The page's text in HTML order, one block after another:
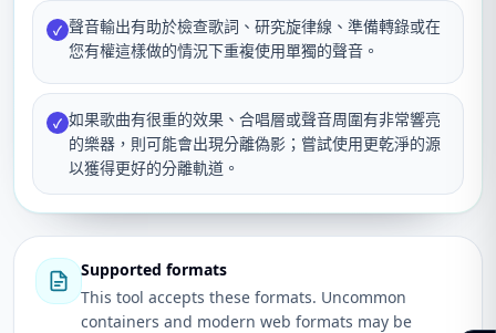
✓ 聲音輸出有助於檢查歌詞、研究旋律線、準備轉錄或在
您有權這樣做的情況下重複使用單獨的聲音。
✓ 如果歌曲有很重的效果、合唱層或聲音周圍有非常響亮
的樂器，則可能會出現分離偽影；嘗試使用更乾淨的源
以獲得更好的分離軌道。
Supported formats
This tool accepts these formats. Uncommon
containers and modern web formats may be